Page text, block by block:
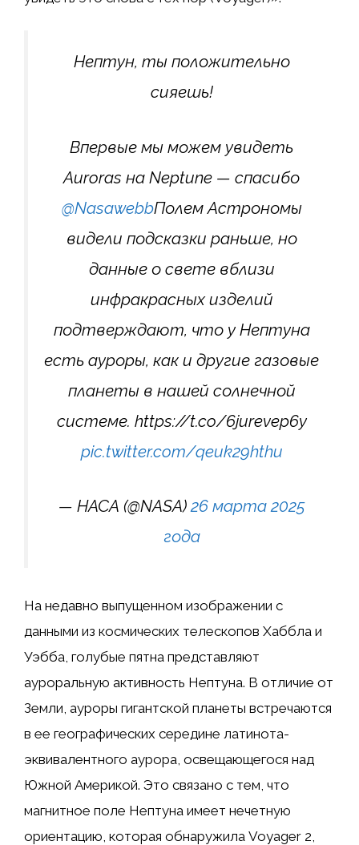
Нептун, ты положительно
сияешь!
Впервые мы можем увидеть
Auroras на Neptune — спасибо
@NasawebbПолем Астрономы
видели подсказки раньше, но
данные о свете вблизи
инфракрасных изделий
подтверждают, что у Нептуна
есть ауроры, как и другие газовые
планеты в нашей солнечной
системе. https://t.co/6jurevep6y
pic.twitter.com/qeuk29hthu
— НАСА (@NASA)26 марта 2025
года
На недавно выпущенном изображении с
данными из космических телескопов Хаббла и
Уэбба, голубые пятна представляют
ауроральную активность Нептуна. В отличие от
Земли, ауроры гигантской планеты встречаются
в ее географических середине латинота-
эквивалентного аурора, освещающегося над
Южной Америкой. Это связано с тем, что
магнитное поле Нептуна имеет нечетную
ориентацию, которая обнаружила Voyager 2,